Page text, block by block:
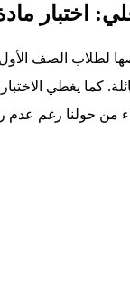
اختبار
لطلاب الصف
كما يغطي
من حولنا رغم عدم